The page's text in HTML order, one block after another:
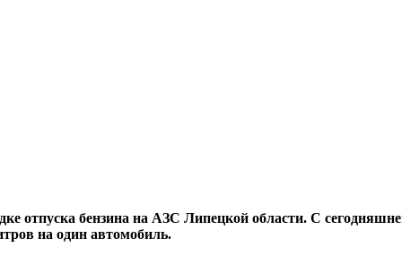
отпуска бензина на АЗС Липецкой области. С
на один автомобиль.